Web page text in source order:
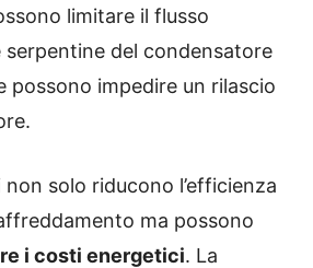
limitare il flusso
serpentine del condensatore
possono impedire un rilascio
solo riducono l’efficienza
ma possono
i costi energetici. La